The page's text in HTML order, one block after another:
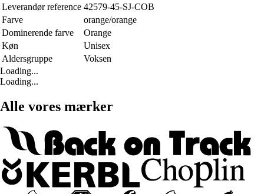
Leverandør reference 42579-45-SJ-COB
Farve
orange/orange
Dominerende farve
Orange
Køn
Unisex
Aldersgruppe
Voksen
Loading...
Loading...
Alle vores mærker